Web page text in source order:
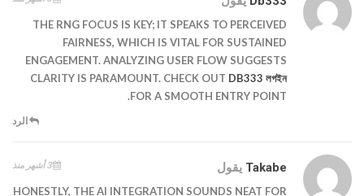
THE RNG FOCUS IS KEY; IT SPEAKS TO PERCEIVED
FAIRNESS, WHICH IS VITAL FOR SUSTAINED
ENGAGEMENT. ANALYZING USER FLOW SUGGESTS
CLARITY IS PARAMOUNT. CHECK OUT DB333 লগইন
FOR A SMOOTH ENTRY POINT.
الرد
Takabe يقول 3 أشهر منذ
HONESTLY, THE AI INTEGRATION SOUNDS NEAT FOR